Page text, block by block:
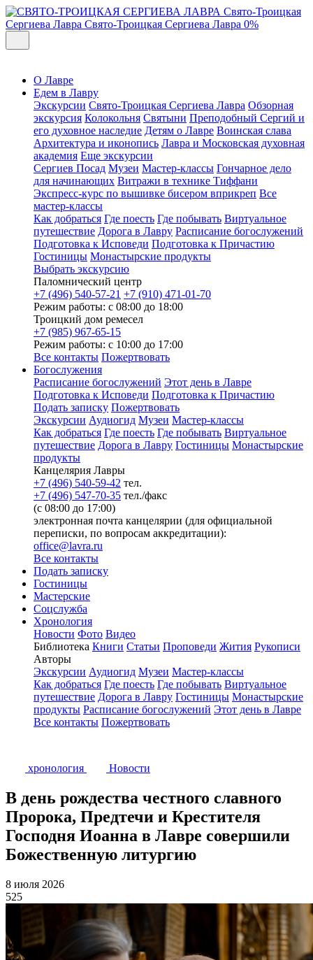
Свято-Троицкая
Сергиева Лавра Свято-Троицкая Сергиева Лавра 0%
О Лавре
Едем в Лавру
Экскурсии Свято-Троицкая Сергиева Лавра Обзорная
экскурсия Колокольня Святыни Преподобный Сергий и
его духовное наследие Детям о Лавре Воинская слава
Архитектура и иконопись Лавра и Московская духовная
академия Еще экскурсии
Сергиев Посад Музеи Мастер-классы Гончарное дело
для начинающих Витражи в технике Тиффани
Экспресс-курс по вышивке бисером вприкреп Все
мастер-классы
Как добраться Где поесть Где побывать Виртуальное
путешествие Дорога в Лавру Расписание богослужений
Подготовка к Исповеди Подготовка к Причастию
Гостиницы Монастырские продукты
Выбрать экскурсию
Паломнический центр
+7 (496) 540-57-21 +7 (910) 471-01-70
Режим работы: с 08:00 до 18:00
Троицкий дом ремесел
+7 (985) 967-65-15
Режим работы: с 10:00 до 17:00
Все контакты Пожертвовать
Богослужения
Расписание богослужений Этот день в Лавре
Подготовка к Исповеди Подготовка к Причастию
Подать записку Пожертвовать
Экскурсии Аудиогид Музеи Мастер-классы
Как добраться Где поесть Где побывать Виртуальное
путешествие Дорога в Лавру Гостиницы Монастырские
продукты
Канцелярия Лавры
+7 (496) 540-59-42 тел.
+7 (496) 547-70-35 тел./факс
(с 08:00 до 17:00)
электронная почта канцелярии (для официальной
переписки, по вопросам аккредитации):
office@lavra.ru
Все контакты
Подать записку
Гостиницы
Мастерские
Соцслужба
Хронология
Новости Фото Видео
Библиотека Книги Статьи Проповеди Жития Рукописи
Авторы
Экскурсии Аудиогид Музеи Мастер-классы
Как добраться Где поесть Где побывать Виртуальное
путешествие Дорога в Лавру Гостиницы Монастырские
продукты Расписание богослужений Этот день в Лавре
Все контакты Пожертвовать
хронология Новости
В день рождества честного славного
Пророка, Предтечи и Крестителя
Господня Иоанна в Лавре совершили
Божественную литургию
8 июля 2026
525